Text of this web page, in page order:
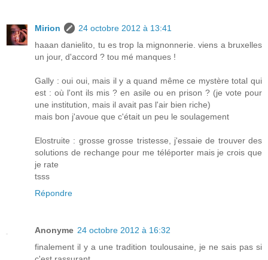
Mirion
24 octobre 2012 à 13:41
haaan danielito, tu es trop la mignonnerie. viens a bruxelles
un jour, d'accord ? tou mé manques !
Gally : oui oui, mais il y a quand même ce mystère total qui
est : où l'ont ils mis ? en asile ou en prison ? (je vote pour
une institution, mais il avait pas l'air bien riche)
mais bon j'avoue que c'était un peu le soulagement
Elostruite : grosse grosse tristesse, j'essaie de trouver des
solutions de rechange pour me téléporter mais je crois que
je rate
tsss
Répondre
Anonyme 24 octobre 2012 à 16:32
finalement il y a une tradition toulousaine, je ne sais pas si